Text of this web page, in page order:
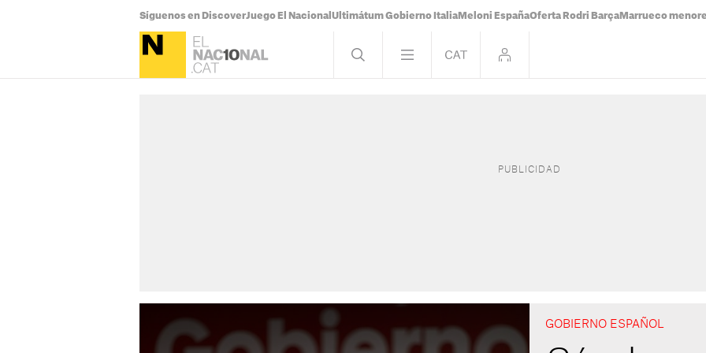
Síguenos en DiscoverJuego El Nacional Ultimátum Gobierno Italia Meloni EspañaOferta Rodri Barça Marrueco
GOBIERNO ESPAÑOL